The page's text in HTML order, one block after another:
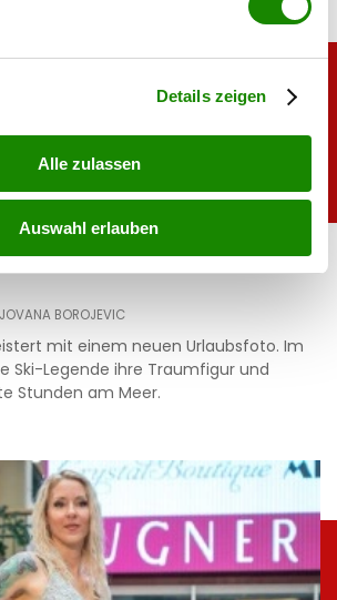
darüber, wie Ihre persönlichen Daten
Details zeigen
Alle zulassen
Auswahl erlauben
zeigt Traumfigur im Urlaub
JOVANA BOROJEVIC
mit einem neuen Urlaubsfoto. Im
Ski-Legende ihre Traumfigur und
Stunden am Meer.